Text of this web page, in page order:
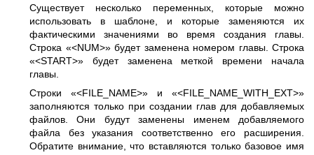
Существует несколько переменных, которые можно
использовать в шаблоне, и которые заменяются их
фактическими значениями во время создания главы.
Строка «<NUM>» будет заменена номером главы. Строка
«<START>» будет заменена меткой времени начала
главы.
Строки «<FILE_NAME>» и «<FILE_NAME_WITH_EXT>»
заполняются только при создании глав для добавляемых
файлов. Они будут заменены именем добавляемого
файла без указания соответственно его расширения.
Обратите внимание, что вставляются только базовое имя